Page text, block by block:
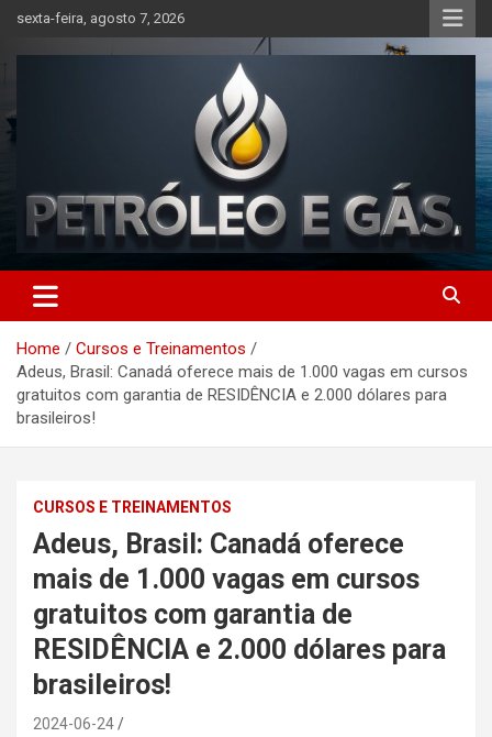
content
sexta-feira, agosto 7, 2026
Petróleo e Gás | Últimas
notícias relacionadas a
petróleo, gás, vagas de
emprego, energia, setor
offshore, economia,
automotiva, mineração,
indústria naval, etc
Home
Cursos e Treinamentos
Adeus, Brasil: Canadá oferece mais de 1.000 vagas em cursos
gratuitos com garantia de RESIDÊNCIA e 2.000 dólares para
brasileiros!
CURSOS E TREINAMENTOS
Adeus, Brasil: Canadá oferece
mais de 1.000 vagas em cursos
gratuitos com garantia de
RESIDÊNCIA e 2.000 dólares para
brasileiros!
2024-06-24